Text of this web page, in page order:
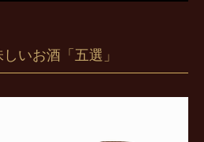
いお酒「五選」